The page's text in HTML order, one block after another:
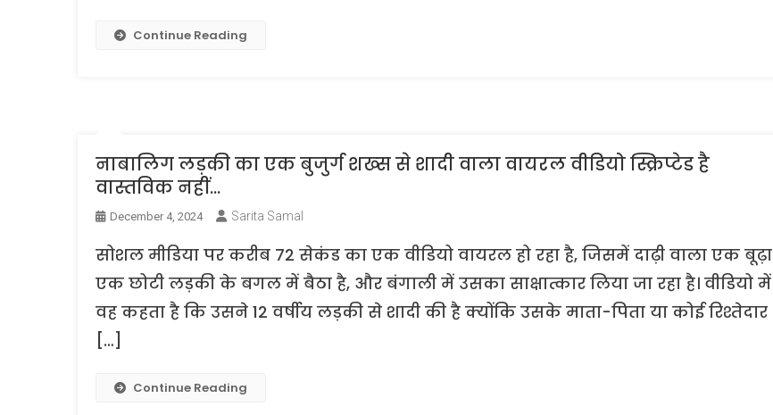
Continue Reading
नाबालिग लड़की का एक बुजुर्ग शख्स से शादी वाला वायरल वीडियो स्क्रिप्टेड है
वास्तविक नहीं…
December 4, 2024 Sarita Samal
सोशल मीडिया पर करीब 72 सेकंड का एक वीडियो वायरल हो रहा है, जिसमें दाढ़ी वाला एक बूढ़ा
एक छोटी लड़की के बगल में बैठा है, और बंगाली में उसका साक्षात्कार लिया जा रहा है। वीडियो में
वह कहता है कि उसने 12 वर्षीय लड़की से शादी की है क्योंकि उसके माता-पिता या कोई रिश्तेदार
[…]
Continue Reading